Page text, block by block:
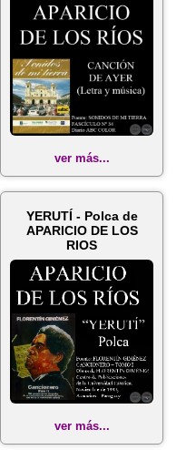
ver más...
YERUTÍ - Polca de
APARICIO DE LOS
RIOS
ver más...